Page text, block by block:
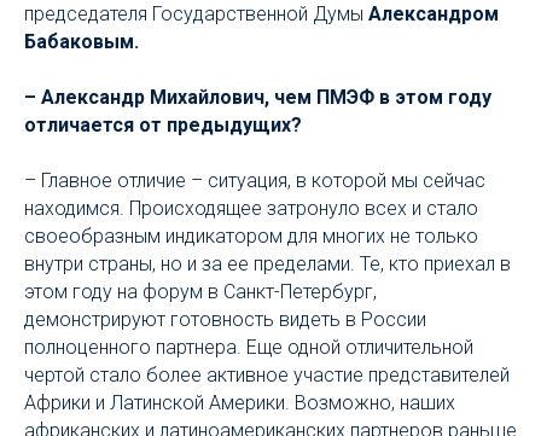
председателя Государственной Думы Александром
Бабаковым.
– Александр Михайлович, чем ПМЭФ в этом году
отличается от предыдущих?
– Главное отличие – ситуация, в которой мы сейчас
находимся. Происходящее затронуло всех и стало
своеобразным индикатором для многих не только
внутри страны, но и за ее пределами. Те, кто приехал в
этом году на форум в Санкт-Петербург,
демонстрируют готовность видеть в России
полноценного партнера. Еще одной отличительной
чертой стало более активное участие представителей
Африки и Латинской Америки. Возможно, наших
африканских и латиноамериканских партнеров раньше